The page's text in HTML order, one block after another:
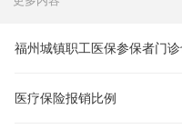
福州城镇职工医保参保者门
医疗保险报销比例